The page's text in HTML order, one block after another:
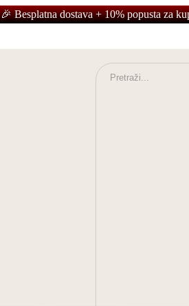
🎉 Besplatna dostava + 10% popusta za